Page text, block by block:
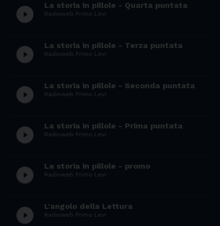
play_circle_filled La storia in pillole - Quarta puntata
Radioweb Primo Levi
play_circle_filled La storia in pillole - Terza puntata
Radioweb Primo Levi
play_circle_filled La storia in pillole - Seconda puntata
Radioweb Primo Levi
play_circle_filled La storia in pillole - Prima puntata
Radioweb Primo Levi
play_circle_filled La storia in pillole - promo
Radioweb Primo Levi
play_circle_filled L'angolo della Lettura
Radioweb Primo Levi